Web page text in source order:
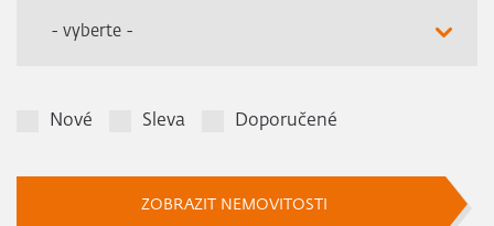
- vyberte -
Nové Sleva Doporučené
ZOBRAZIT NEMOVITOSTI